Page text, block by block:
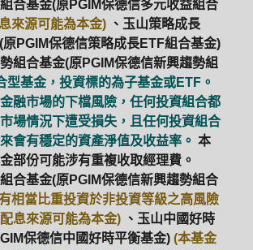
合基金(原PGIM保德信多元收益組合
來源可能為本金) 、玉山策略成長
原PGIM保德信策略成長ETF組合基金)
組合基金(原PGIM保德信新興趨勢組
型基金，投資標的為子基金或ETF。
融市場的下檔風險，任何投資組合都
場情況下遭受損失，且任何投資組合
會有穩定的資產淨值及收益率。 本
部份可能涉有重複收取經理費。
合基金(原PGIM保德信新興趨勢組合
相當比重投資於非投資等級之高風險
息來源可能為本金) 、玉山中國好時
保德信中國好時平衡基金) (本基金